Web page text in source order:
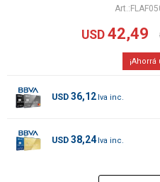
USD 42,49
USD 36,12
USD 38,24